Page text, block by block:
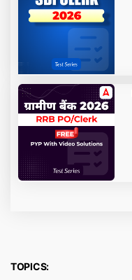
TOPICS: